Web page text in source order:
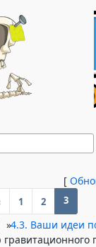
[
1 2 3
»4.3. Ваши идеи